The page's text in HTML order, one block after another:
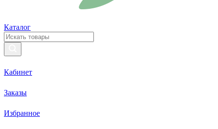
Каталог
Кабинет
Заказы
Избранное